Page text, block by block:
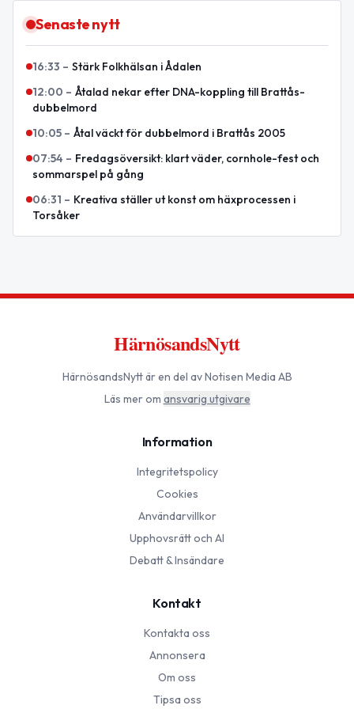
Senaste nytt
16:33 – Stärk Folkhälsan i Ådalen
12:00 – Åtalad nekar efter DNA-koppling till Brattås-
dubbelmord
10:05 – Åtal väckt för dubbelmord i Brattås 2005
07:54 – Fredagsöversikt: klart väder, cornhole-fest och
sommarspel på gång
06:31 – Kreativa ställer ut konst om häxprocessen i
Torsåker
HärnösandsNytt
HärnösandsNyttär en del av Notisen Media AB
Läs mer om ansvarig utgivare
Information
Integritetspolicy
Cookies
Användarvillkor
Upphovsrätt och AI
Debatt & Insändare
Kontakt
Kontakta oss
Annonsera
Om oss
Tipsa oss